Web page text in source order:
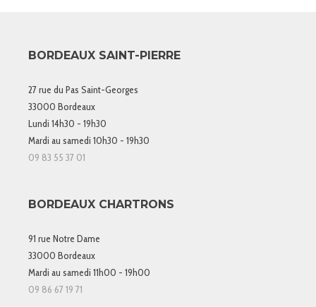
BORDEAUX SAINT-PIERRE
27 rue du Pas Saint-Georges
33000 Bordeaux
Lundi 14h30 - 19h30
Mardi au samedi 10h30 - 19h30
09 83 55 37 01
BORDEAUX CHARTRONS
91 rue Notre Dame
33000 Bordeaux
Mardi au samedi 11h00 - 19h00
09 86 67 19 71